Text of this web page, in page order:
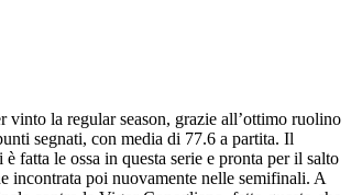
vinto la regular season, grazie all’ottimo ruolino
segnati, con media di 77.6 a partita. Il
fatta le ossa in questa serie e pronta per il salto
incontrata poi nuovamente nelle semifinali. A